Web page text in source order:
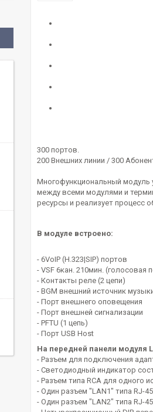
300 портов.
200 Внешних линии / 300
Многофункциональный модуль
между всеми модулями и
ресурсы и реализует процесс
В модуле встроено:
- 6VoIP (H.323|SIP) портов
- VSF 6кан. 210мин. (голосовая
- Контакты реле (2 цепи)
- BGM внешний источник
- Порт внешнего оповещения
- Порт внешней сигнализации
- PFTU (1 цепь)
- Порт USB Host
На передней панели модуля
- Разъем для подключения
- Светодиодный индикатор
- Разъем типа RCA для одного
- Один разъем "LAN1" типа RJ-
- Один разъем "LAN2" типа RJ-